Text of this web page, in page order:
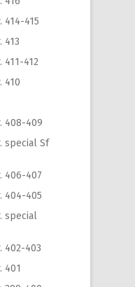
415
413
412
410
408-409
special Sf
406-407
404-405
special
402-403
401